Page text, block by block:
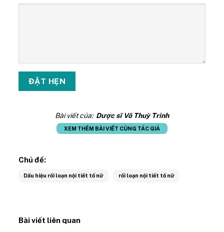
Bài viết của: Dược sĩ Võ Thuỳ Trinh
XEM THÊM BÀI VIẾT CÙNG TÁC GIẢ
Chủ đề:
Dấu hiệu rối loạn nội tiết tố nữ rối loạn nội tiết tố nữ
Bài viết liên quan